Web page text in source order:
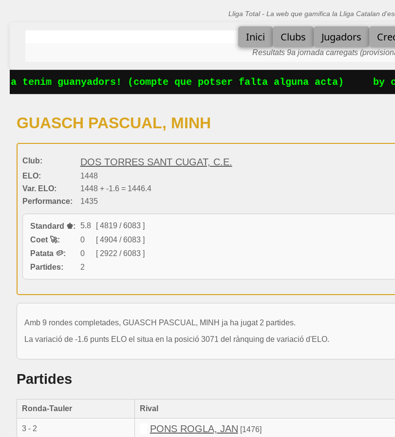
Lliga Total - La web que gamifica la Lliga Catalan
Inici Clubs Jugadors
Resultats 9a jornada carregats
tenim guanyadors! (compte que potser falta alguna acta) by
GUASCH PASCUAL, MINH
Club: DOS TORRES SANT CUGAT, C.E.
ELO:
1448
Var. ELO:
1448 + -1.6 = 1446.4
Performance:
1435
Standard ♚: 5.8
[ 4819 / 6083 ]
Coet 🚀:
0
[ 4904 / 6083 ]
Patata 🥔:
0
[ 2922 / 6083 ]
Partides:
2
Amb 9 rondes completades, GUASCH PASCUAL, MINH ja ha jugat 2 partides.
La variació de -1.6 punts ELO el situa en la posició 3071 del rànquing de variació d'ELO.
Partides
Ronda-Tauler Rival
3 - 2 PONS ROGLA, JAN [1476]